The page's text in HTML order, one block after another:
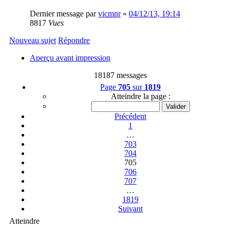
Dernier message parvicmnr« 04/12/13, 19:14
8817 Vues
Nouveau sujet Répondre
Aperçu avant impression
18187 messages
Page 705 sur 1819
Atteindre la page :
Précédent
1
…
703
704
705
706
707
…
1819
Suivant
Atteindre